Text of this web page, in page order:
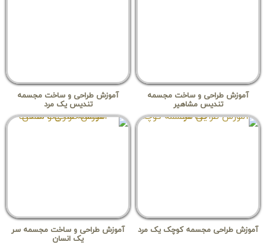
آموزش طراحی و ساخت مجسمه
تندیس مشاهیر
آموزش طراحی و ساخت مجسمه
تندیس یک مرد
آموزش طراحی مجسمه کوچک یک مرد
آموزش طراحی و ساخت مجسمه سر
یک انسان